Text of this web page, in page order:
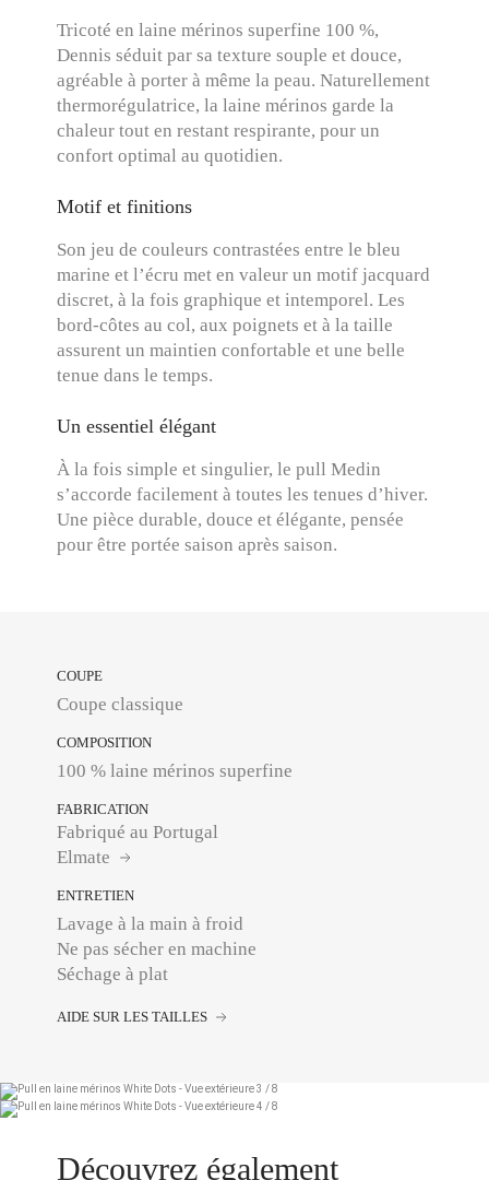
Tricoté en laine mérinos superfine 100 %,
Dennis séduit par sa texture souple et douce,
agréable à porter à même la peau. Naturellement
thermorégulatrice, la laine mérinos garde la
chaleur tout en restant respirante, pour un
confort optimal au quotidien.
Motif et finitions
Son jeu de couleurs contrastées entre le bleu
marine et l’écru met en valeur un motif jacquard
discret, à la fois graphique et intemporel. Les
bord-côtes au col, aux poignets et à la taille
assurent un maintien confortable et une belle
tenue dans le temps.
Un essentiel élégant
À la fois simple et singulier, le pull Medin
s’accorde facilement à toutes les tenues d’hiver.
Une pièce durable, douce et élégante, pensée
pour être portée saison après saison.
COUPE
Coupe classique
COMPOSITION
100 % laine mérinos superfine
FABRICATION
Fabriqué au Portugal
Elmate
ENTRETIEN
Lavage à la main à froid
Ne pas sécher en machine
Séchage à plat
AIDE SUR LES TAILLES
Découvrez également